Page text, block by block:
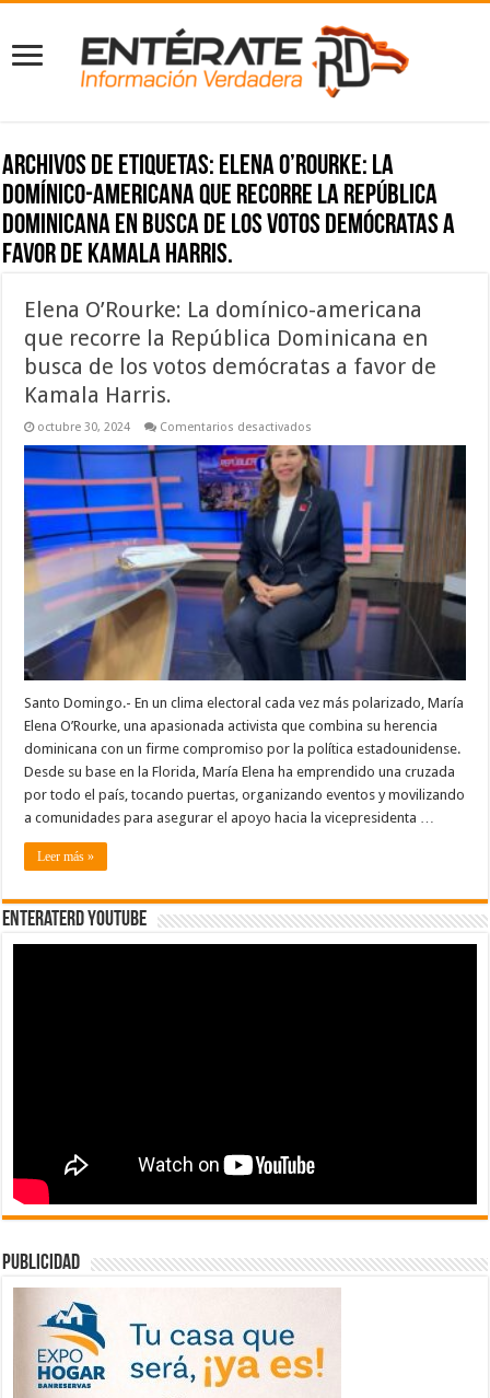
Archivos de etiquetas: Elena O’Rourke: La
domínico-americana que recorre la República
Dominicana en busca de los votos demócratas a
favor de Kamala Harris.
Elena O’Rourke: La domínico-americana
que recorre la República Dominicana en
busca de los votos demócratas a favor de
Kamala Harris.
octubre 30, 2024 Comentarios desactivados
O’Rourke:
La
domínico-
americana
que
recorre
República
Dominicana
en
busca
de
los
votos
demócratas
favor
Kamala
Harris.
Santo Domingo.- En un clima electoral cada vez más polarizado, María
Elena O’Rourke, una apasionada activista que combina su herencia
dominicana con un firme compromiso por la política estadounidense.
Desde su base en la Florida, María Elena ha emprendido una cruzada
por todo el país, tocando puertas, organizando eventos y movilizando
a comunidades para asegurar el apoyo hacia la vicepresidenta …
Leer más »
EnterateRD YOUTUBE
publicidad